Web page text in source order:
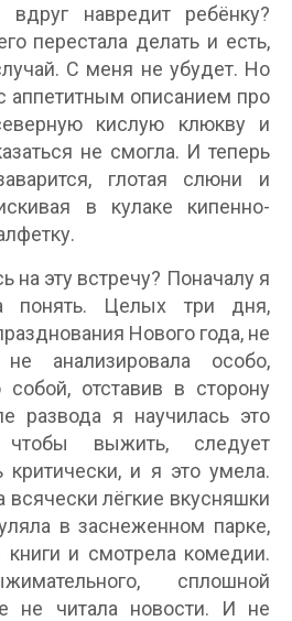
навредит ребёнку?
перестала делать и есть,
С меня не убудет. Но
аппетитным описанием про
кислую клюкву и
не смогла. И теперь
глотая слюни и
в кулаке кипенно-
на эту встречу? Поначалу я
понять. Целых три дня,
Нового года, не
анализировала особо,
собой, отставив в сторону
развода я научилась это
чтобы выжить, следует
критически, и я это умела.
всячески лёгкие вкусняшки
в заснеженном парке,
книги и смотрела комедии.
сплошной
не читала новости. И не